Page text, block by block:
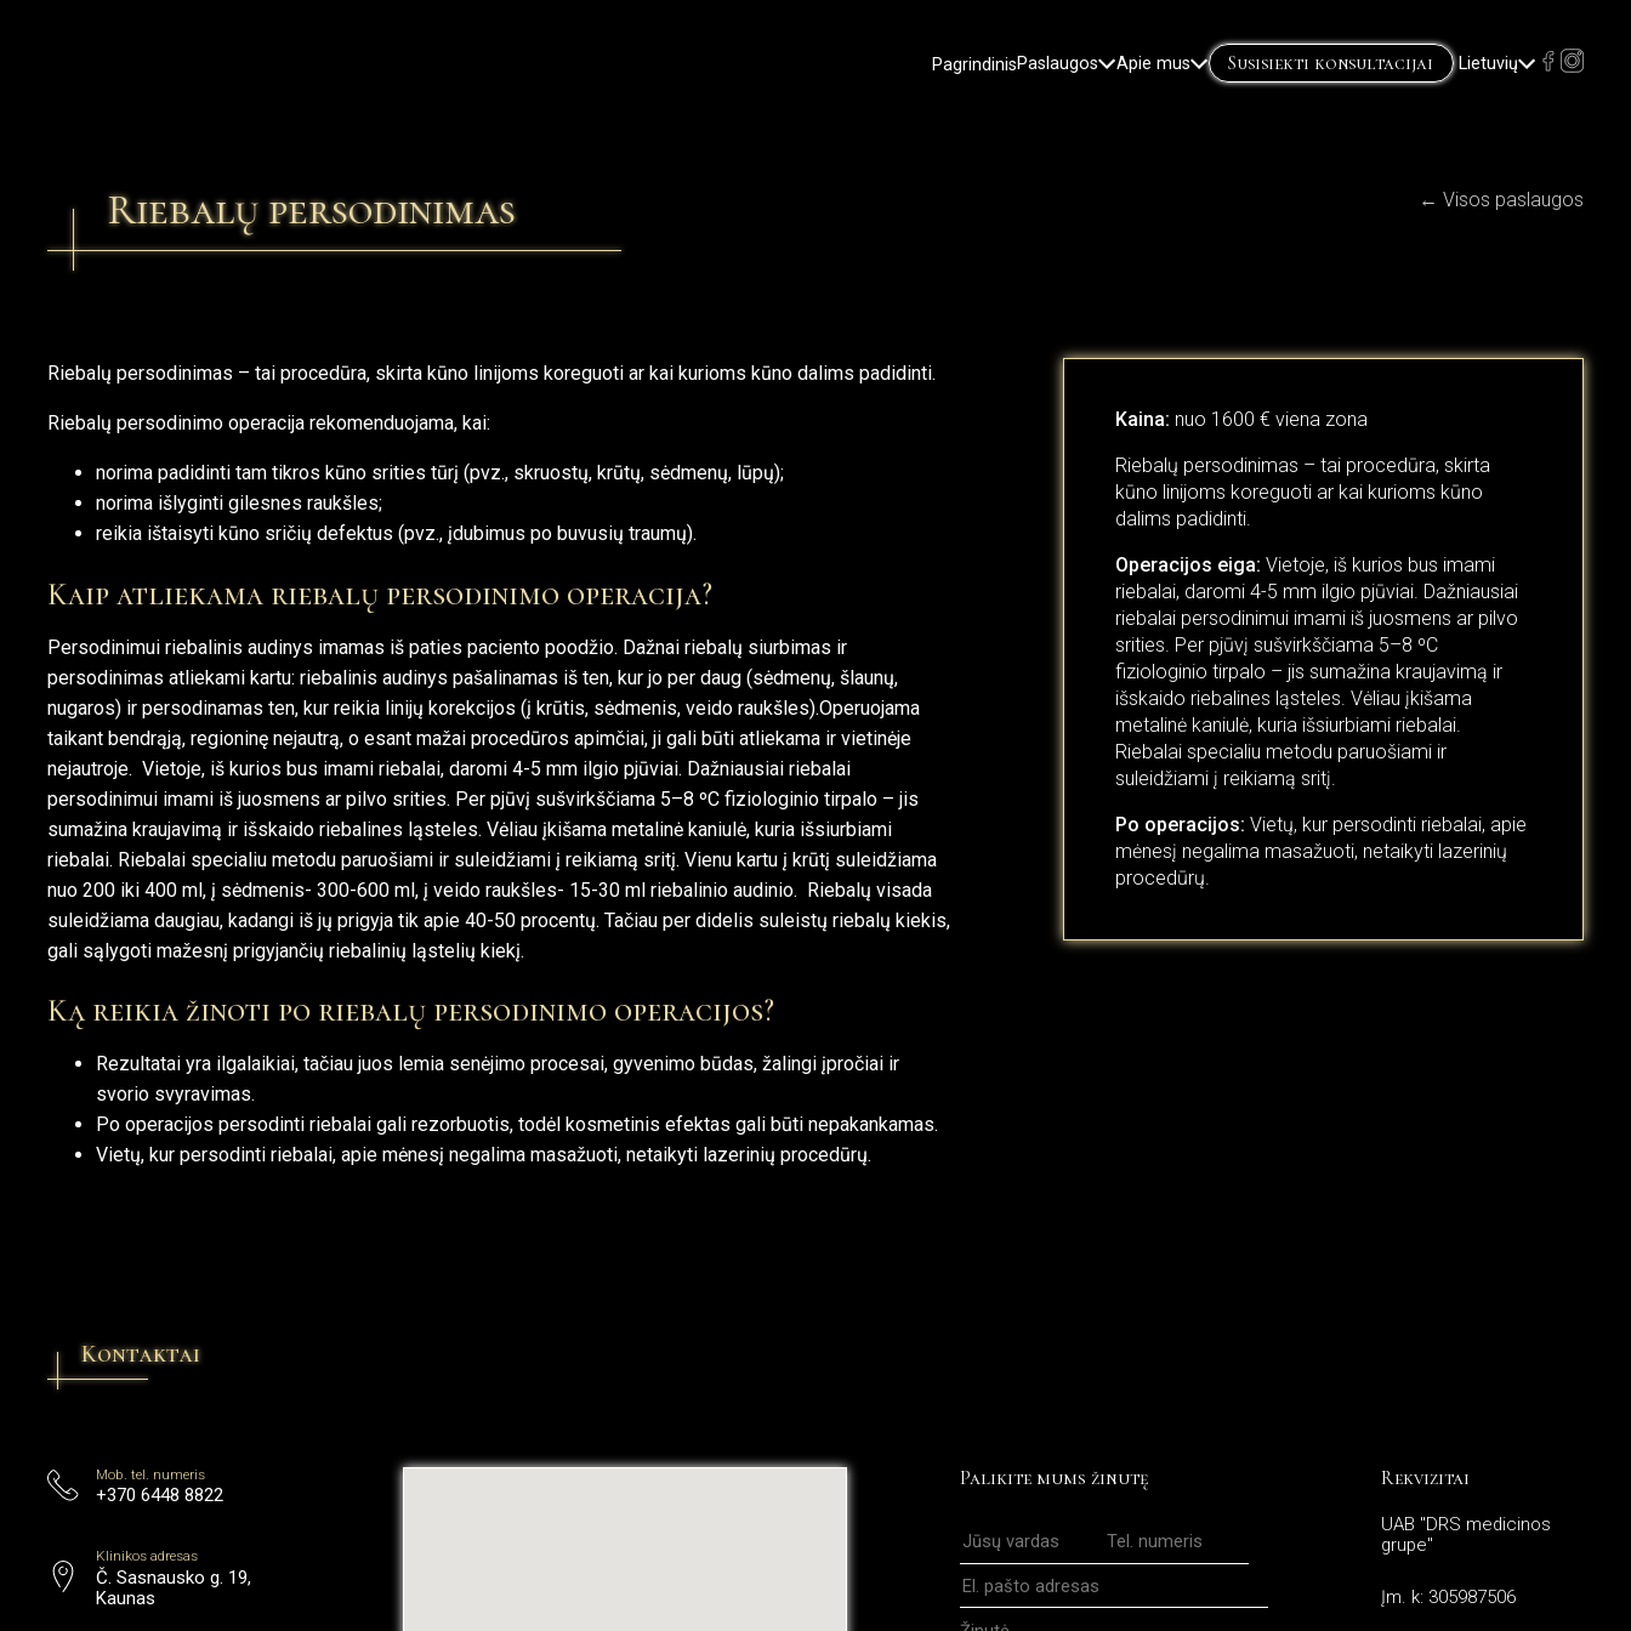
PagrindinisPaslaugos Apie mus Susisiekti konsultacijai Lietuvių
Riebalų persodinimas ← Visos paslaugos
Riebalų persodinimas – tai procedūra, skirta kūno linijoms koreguoti ar kai kurioms kūno dalims padidinti.
Riebalų persodinimo operacija rekomenduojama, kai:
norima padidinti tam tikros kūno srities tūrį (pvz., skruostų, krūtų, sėdmenų, lūpų);
norima išlyginti gilesnes raukšles;
reikia ištaisyti kūno sričių defektus (pvz., įdubimus po buvusių traumų).
Kaip atliekama riebalų persodinimo operacija?
Persodinimui riebalinis audinys imamas iš paties paciento poodžio. Dažnai riebalų siurbimas ir
persodinimas atliekami kartu: riebalinis audinys pašalinamas iš ten, kur jo per daug (sėdmenų, šlaunų,
nugaros) ir persodinamas ten, kur reikia linijų korekcijos (į krūtis, sėdmenis, veido raukšles).Operuojama
taikant bendrąją, regioninę nejautrą, o esant mažai procedūros apimčiai, ji gali būti atliekama ir vietinėje
nejautroje. Vietoje, iš kurios bus imami riebalai, daromi 4-5 mm ilgio pjūviai. Dažniausiai riebalai
persodinimui imami iš juosmens ar pilvo srities. Per pjūvį sušvirkščiama 5–8 ºC fiziologinio tirpalo – jis
sumažina kraujavimą ir išskaido riebalines ląsteles. Vėliau įkišama metalinė kaniulė, kuria išsiurbiami
riebalai. Riebalai specialiu metodu paruošiami ir suleidžiami į reikiamą sritį. Vienu kartu į krūtį suleidžiama
nuo 200 iki 400 ml, į sėdmenis- 300-600 ml, į veido raukšles- 15-30 ml riebalinio audinio. Riebalų visada
suleidžiama daugiau, kadangi iš jų prigyja tik apie 40-50 procentų. Tačiau per didelis suleistų riebalų kiekis,
gali sąlygoti mažesnį prigyjančių riebalinių ląstelių kiekį.
Ką reikia žinoti po riebalų persodinimo operacijos?
Rezultatai yra ilgalaikiai, tačiau juos lemia senėjimo procesai, gyvenimo būdas, žalingi įpročiai ir
svorio svyravimas.
Po operacijos persodinti riebalai gali rezorbuotis, todėl kosmetinis efektas gali būti nepakankamas.
Vietų, kur persodinti riebalai, apie mėnesį negalima masažuoti, netaikyti lazerinių procedūrų.
Kaina: nuo 1600 € viena zona
Riebalų persodinimas – tai procedūra, skirta
kūno linijoms koreguoti ar kai kurioms kūno
dalims padidinti.
Operacijos eiga: Vietoje, iš kurios bus imami
riebalai, daromi 4-5 mm ilgio pjūviai. Dažniausiai
riebalai persodinimui imami iš juosmens ar pilvo
srities. Per pjūvį sušvirkščiama 5–8 ºC
fiziologinio tirpalo – jis sumažina kraujavimą ir
išskaido riebalines ląsteles. Vėliau įkišama
metalinė kaniulė, kuria išsiurbiami riebalai.
Riebalai specialiu metodu paruošiami ir
suleidžiami į reikiamą sritį.
Po operacijos: Vietų, kur persodinti riebalai, apie
mėnesį negalima masažuoti, netaikyti lazerinių
procedūrų.
Kontaktai
Mob. tel. numeris
+370 6448 8822
Klinikos adresas
Č. Sasnausko g. 19,
Kaunas
Palikite mums žinutę Rekvizitai
UAB "DRS medicinos
grupe"
Įm. k: 305987506